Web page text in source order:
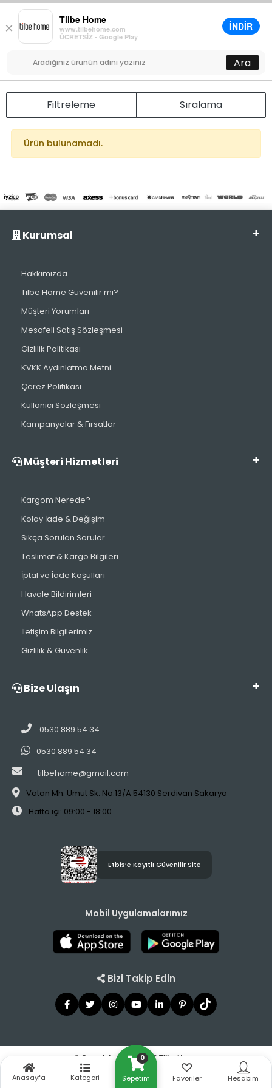
×
Tilbe Home
www.tilbehome.com
ÜCRETSİZ - Google Play
İNDİR
Menü
0
Ara
Filtreleme Sıralama
Ürün bulunamadı.
0
Sepetim
Anasayfa Kategori Favoriler Hesabım
Kurumsal
Hakkımızda
Tilbe Home Güvenilir mi?
Müşteri Yorumları
Mesafeli Satış Sözleşmesi
Gizlilik Politikası
KVKK Aydınlatma Metni
Çerez Politikası
Kullanıcı Sözleşmesi
Kampanyalar & Fırsatlar
Müşteri Hizmetleri
Kargom Nerede?
Kolay İade & Değişim
Sıkça Sorulan Sorular
Teslimat & Kargo Bilgileri
İptal ve İade Koşulları
Havale Bildirimleri
WhatsApp Destek
İletişim Bilgilerimiz
Gizlilik & Güvenlik
Bize Ulaşın
0530 889 54 34
0530 889 54 34
tilbehome@gmail.com
Vatan Mh. Umut Sk. No:13/A 54130 Serdivan Sakarya
Hafta içi: 09:00 - 18:00
Etbis’e Kayıtlı Güvenilir Site
Mobil Uygulamalarımız
Bizi Takip Edin
© Copyright 2021 - 2026 Tilbe Home